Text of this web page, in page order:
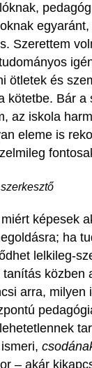
Szerettem
ötletek és
kötetbe. Bár a
az iskola
eleme is
képesek
ha
lelkileg-
tanítás közben
arra, milyen
– akár